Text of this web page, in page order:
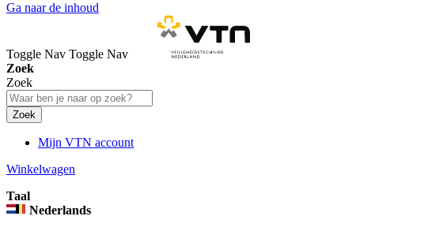
Ga naar de inhoud
Toggle Nav Toggle Nav
Zoek
Zoek
Zoek
Mijn VTN account
Winkelwagen
Taal
Nederlands